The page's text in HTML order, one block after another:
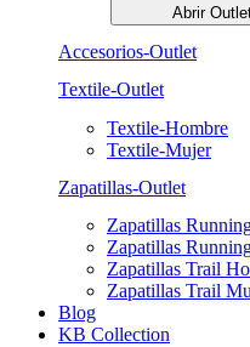
Abrir
Accesorios-Outlet
Textile-Outlet
Textile-Hombre
Textile-Mujer
Zapatillas-Outlet
Zapatillas
Zapatillas
Zapatillas Trail
Zapatillas Trail
Blog
KB Collection